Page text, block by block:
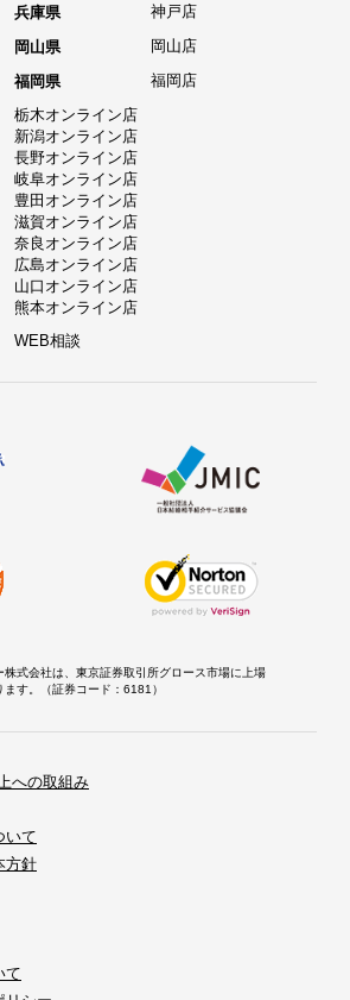
兵庫県
神戸店
岡山県
岡山店
福岡県
福岡店
栃木オンライン店
新潟オンライン店
長野オンライン店
岐阜オンライン店
豊田オンライン店
滋賀オンライン店
奈良オンライン店
広島オンライン店
山口オンライン店
熊本オンライン店
WEB相談
株式会社は、東京証券取引所グロース市場に上場
ます。（証券コード：6181）
への取組み
いて
方針
て